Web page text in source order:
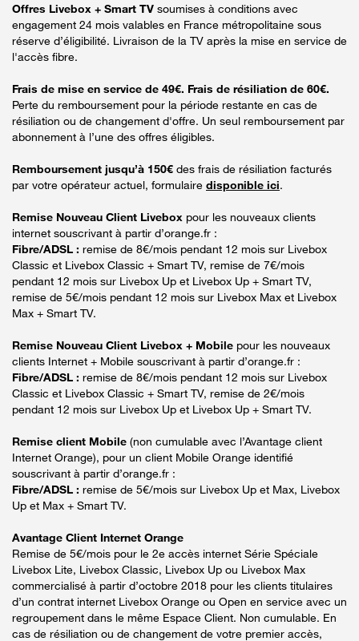
Offres Livebox + Smart TV soumises à conditions avec
engagement 24 mois valables en France métropolitaine sous
réserve d’éligibilité. Livraison de la TV après la mise en service de
l'accès fibre.
Frais de mise en service de 49€. Frais de résiliation de 60€.
Perte du remboursement pour la période restante en cas de
résiliation ou de changement d'offre. Un seul remboursement par
abonnement à l’une des offres éligibles.
Remboursement jusqu’à 150€ des frais de résiliation facturés
par votre opérateur actuel, formulaire disponible ici.
Remise Nouveau Client Livebox pour les nouveaux clients
internet souscrivant à partir d’orange.fr :
Fibre/ADSL : remise de 8€/mois pendant 12 mois sur Livebox
Classic et Livebox Classic + Smart TV, remise de 7€/mois
pendant 12 mois sur Livebox Up et Livebox Up + Smart TV,
remise de 5€/mois pendant 12 mois sur Livebox Max et Livebox
Max + Smart TV.
Remise Nouveau Client Livebox + Mobile pour les nouveaux
clients Internet + Mobile souscrivant à partir d’orange.fr :
Fibre/ADSL : remise de 8€/mois pendant 12 mois sur Livebox
Classic et Livebox Classic + Smart TV, remise de 2€/mois
pendant 12 mois sur Livebox Up et Livebox Up + Smart TV.
Remise client Mobile (non cumulable avec l’Avantage client
Internet Orange), pour un client Mobile Orange identifié
souscrivant à partir d’orange.fr :
Fibre/ADSL : remise de 5€/mois sur Livebox Up et Max, Livebox
Up et Max + Smart TV.
Avantage Client Internet Orange
Remise de 5€/mois pour le 2e accès internet Série Spéciale
Livebox Lite, Livebox Classic, Livebox Up ou Livebox Max
commercialisé à partir d’octobre 2018 pour les clients titulaires
d’un contrat internet Livebox Orange ou Open en service avec un
regroupement dans le même Espace Client. Non cumulable. En
cas de résiliation ou de changement de votre premier accès,